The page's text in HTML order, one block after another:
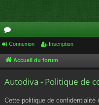
or
u
Connexion Inscription
Accueil du forum
Autodiva - Politique de
Cette politique de